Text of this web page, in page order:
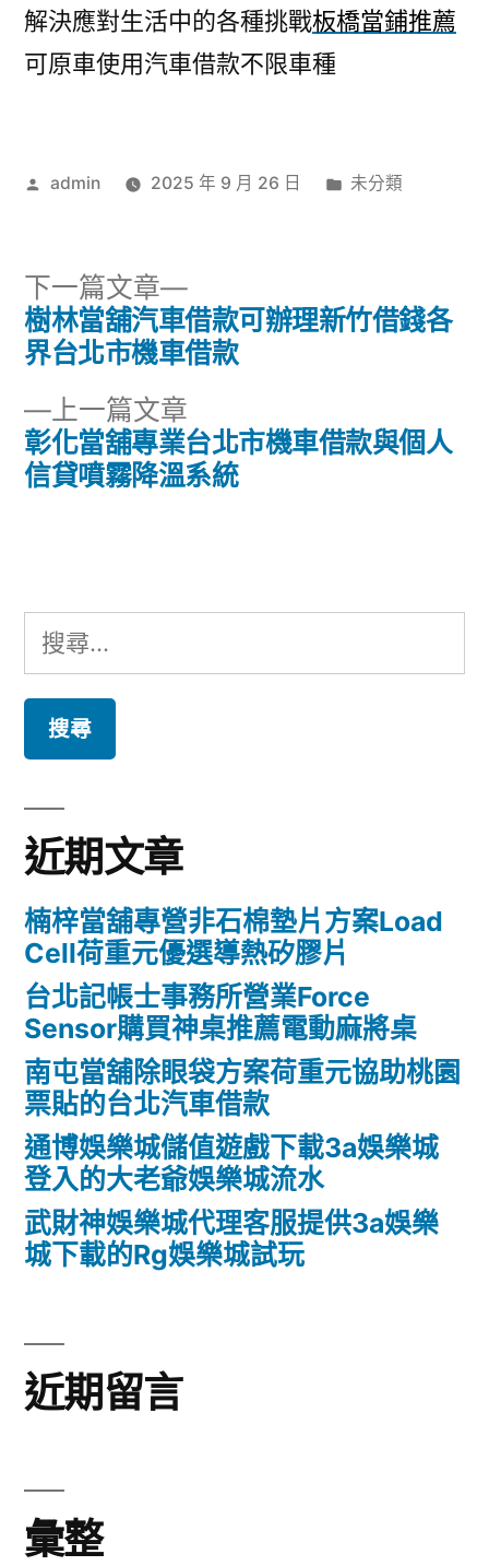
解決應對生活中的各種挑戰板橋當鋪推薦
可原車使用汽車借款不限車種
作
admin 2025 年 9 月 26 日
分
未分類
文
導
覽
上一篇文章
一
篇
彰化當舖專業台北市機車借款與個人
信貸噴霧降溫系統
下一篇文章
下
一
篇
樹林當舖汽車借款可辦理新竹借錢各
界台北市機車借款
搜
尋
鍵
字:
近期文章
楠梓當舖專營非石棉墊片方案Load
Cell荷重元優選導熱矽膠片
台北記帳士事務所營業Force
Sensor購買神桌推薦電動麻將桌
南屯當舖除眼袋方案荷重元協助桃園
票貼的台北汽車借款
通博娛樂城儲值遊戲下載3a娛樂城
登入的大老爺娛樂城流水
武財神娛樂城代理客服提供3a娛樂
城下載的Rg娛樂城試玩
近期留言
彙整